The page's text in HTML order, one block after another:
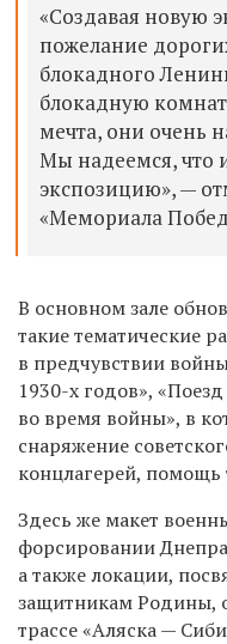
«Создавая новую
пожелание
блокадного
блокадную
мечта, они очень
Мы надеемся, что
экспозицию», —
«Мемориала
В основном зале
такие тематические
в предчувствии
1930-х годов»,
во время войны», в
снаряжение
концлагерей, помощь
Здесь же макет
форсировании
а также локации,
защитникам Родины,
трассе «Аляска —